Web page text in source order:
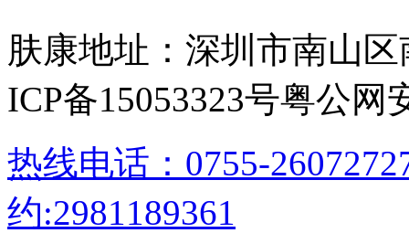
肤康地址：深圳市南山
ICP备15053323号粤公网
热线电话：0755-
约:2981189361